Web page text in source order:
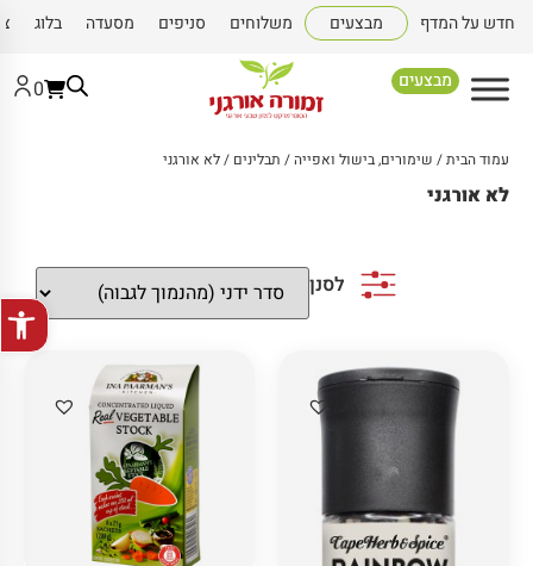
פתח
חדש על המדף מבצעים משלוחים סניפים מסעדה בלוג
מבצעים 0
עמוד הבית/ שימורים, בישול ואפייה/ תבלינים / לא אורגני
לא אורגני
לסנן